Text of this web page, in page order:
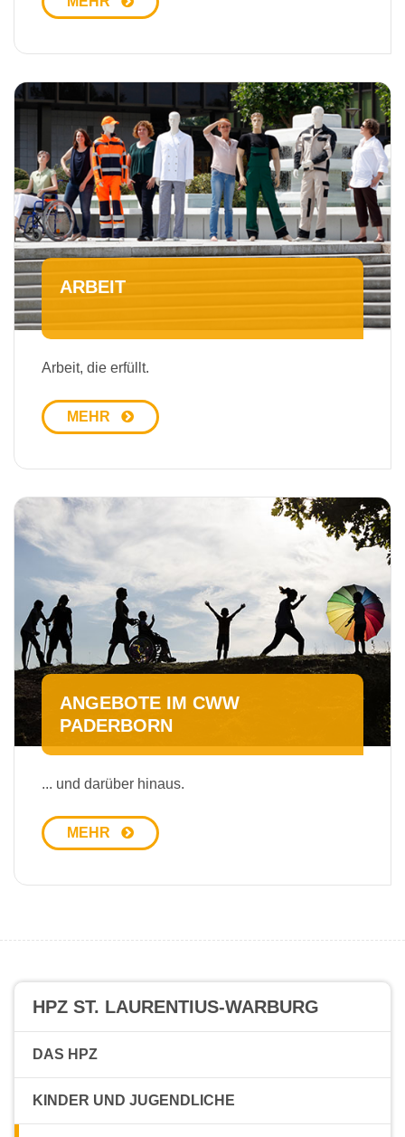
ARBEIT
Arbeit, die erfüllt.
MEHR
ANGEBOTE IM CWW
PADERBORN
... und darüber hinaus.
MEHR
HPZ ST. LAURENTIUS-WARBURG
DAS HPZ
KINDER UND JUGENDLICHE